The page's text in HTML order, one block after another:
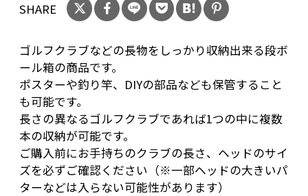
SHARE
ゴルフクラブなどの長物をしっかり収納出来る段ボ
ール箱の商品です。
ポスターや釣り竿、DIYの部品なども保管すること
も可能です。
長さの異なるゴルフクラブであれば1つの中に複数
本の収納が可能です。
ご購入前にお手持ちのクラブの長さ、ヘッドのサイ
ズを必ずご確認ください（※一部ヘッドの大きいパ
ターなどは入らない可能性があります）